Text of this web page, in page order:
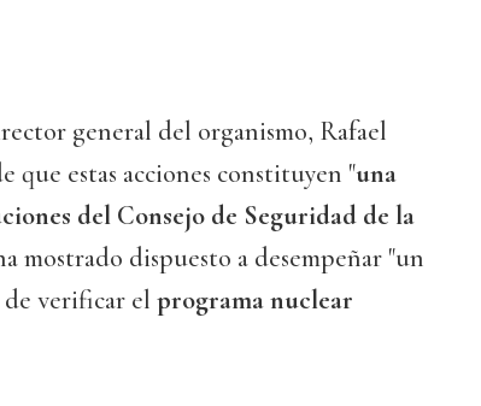
general del organismo, Rafael
que estas acciones constituyen "una
del Consejo de Seguridad de la
mostrado dispuesto a desempeñar "un
verificar el programa nuclear